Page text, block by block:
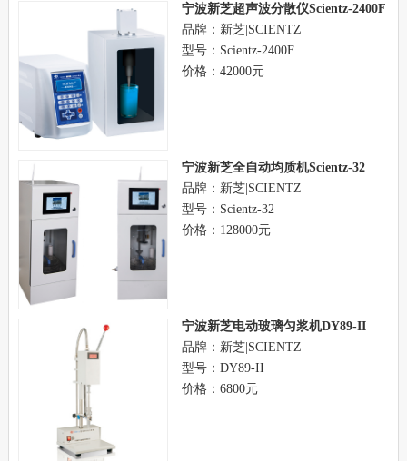
宁波新芝超声波分散仪Scientz-2400F
品牌：新芝|SCIENTZ
型号：Scientz-2400F
价格：42000元
宁波新芝全自动均质机Scientz-32
品牌：新芝|SCIENTZ
型号：Scientz-32
价格：128000元
宁波新芝电动玻璃匀浆机DY89-II
品牌：新芝|SCIENTZ
型号：DY89-II
价格：6800元